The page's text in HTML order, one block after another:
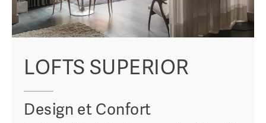
LOFTS SUPERIOR
Design et Confort